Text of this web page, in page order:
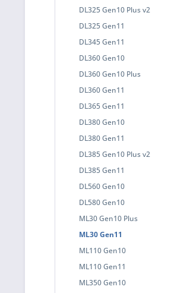
DL325 Gen10 Plus v2
DL325 Gen11
DL345 Gen11
DL360 Gen10
DL360 Gen10 Plus
DL360 Gen11
DL365 Gen11
DL380 Gen10
DL380 Gen11
DL385 Gen10 Plus v2
DL385 Gen11
DL560 Gen10
DL580 Gen10
ML30 Gen10 Plus
ML30 Gen11
ML110 Gen10
ML110 Gen11
ML350 Gen10